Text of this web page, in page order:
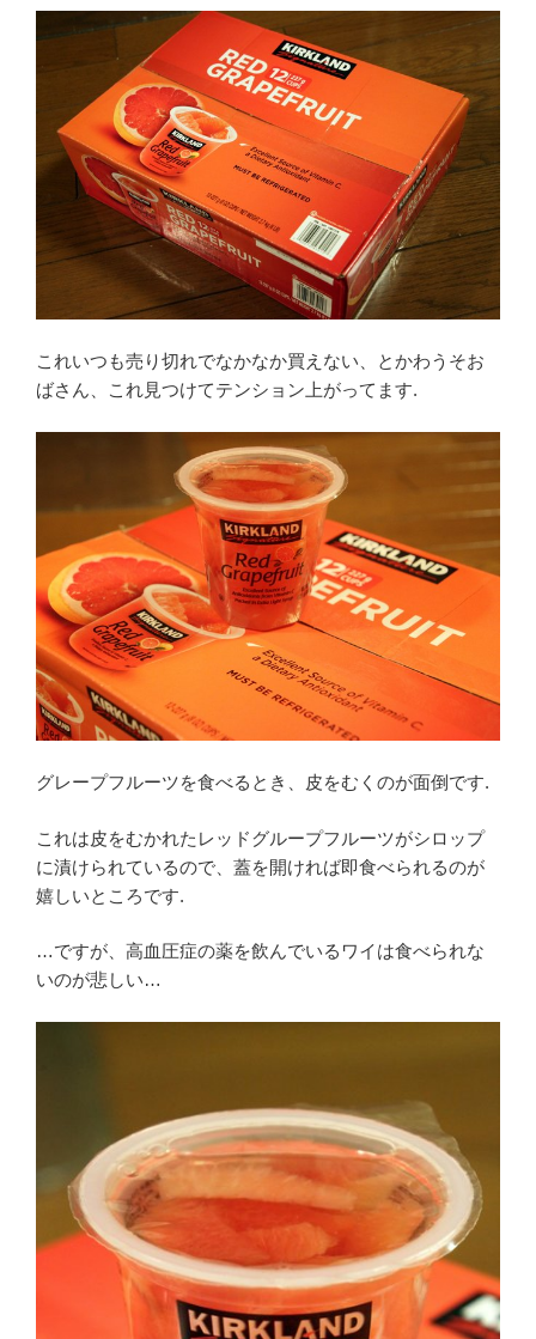
これいつも売り切れでなかなか買えない、とかわうそお
ばさん、これ見つけてテンション上がってます.
グレープフルーツを食べるとき、皮をむくのが面倒です.
これは皮をむかれたレッドグループフルーツがシロップ
に漬けられているので、蓋を開ければ即食べられるのが
嬉しいところです.
…ですが、高血圧症の薬を飲んでいるワイは食べられな
いのが悲しい…